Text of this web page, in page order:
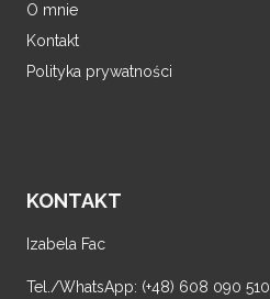
O mnie
Kontakt
Polityka prywatności
KONTAKT
Izabela Fac
Tel./WhatsApp: (+48) 608 090 510